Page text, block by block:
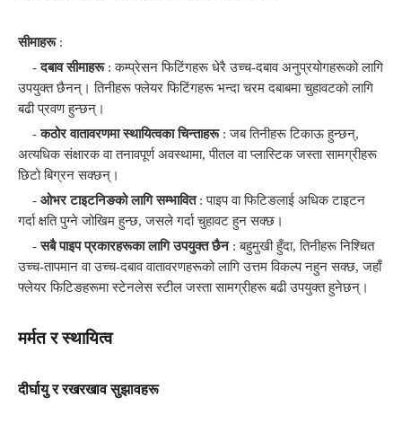
सीमाहरू :
-दबाव सीमाहरू : कम्प्रेसन फिटिंगहरू धेरै उच्च-दबाव अनुप्रयोगहरूको लागि
उपयुक्त छैनन्। तिनीहरू फ्लेयर फिटिंगहरू भन्दा चरम दबाबमा चुहावटको लागि
बढी प्रवण हुन्छन्।
-कठोर वातावरणमा स्थायित्वका चिन्ताहरू : जब तिनीहरू टिकाऊ हुन्छन्,
अत्यधिक संक्षारक वा तनावपूर्ण अवस्थामा, पीतल वा प्लास्टिक जस्ता सामग्रीहरू
छिटो बिग्रन सक्छन्।
- ओभर टाइटनिङको लागि सम्भावित: पाइप वा फिटिङलाई अधिक टाइटन
गर्दा क्षति पुग्ने जोखिम हुन्छ, जसले गर्दा चुहावट हुन सक्छ।
-सबै पाइप प्रकारहरूका लागि उपयुक्त छैन : बहुमुखी हुँदा, तिनीहरू निश्चित
उच्च-तापमान वा उच्च-दबाव वातावरणहरूको लागि उत्तम विकल्प नहुन सक्छ, जहाँ
फ्लेयर फिटिङहरूमा स्टेनलेस स्टील जस्ता सामग्रीहरू बढी उपयुक्त हुनेछन्।
मर्मत र स्थायित्व
दीर्घायु र रखरखाव सुझावहरू